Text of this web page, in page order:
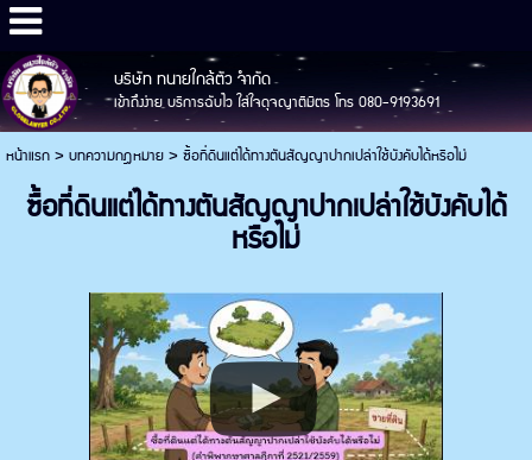
บริษัท ทนายใกล้ตัว จำกัด
เข้าถึงง่าย บริการฉับไว ใส่ใจดุจญาติมิตร โทร 080-9193691
หน้าแรก>บทความกฎหมาย>ซื้อที่ดินแต่ได้ทางตันสัญญาปากเปล่าใช้บังคับได้หรือไม่
ซื้อที่ดินแต่ได้ทางตันสัญญาปากเปล่าใช้บังคับได้
หรือไม่